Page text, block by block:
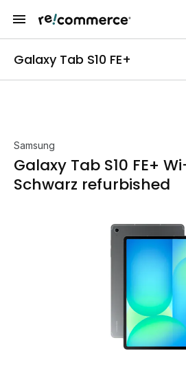
Galaxy Tab S10 FE+
Samsung
Galaxy Tab S10 FE+
Schwarz refurbished